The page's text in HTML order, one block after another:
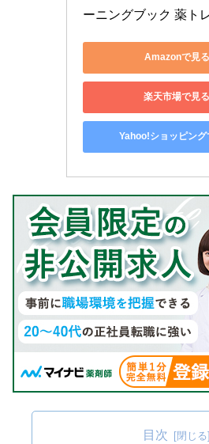
ーニングブック 薬ト
Amazonで見る
楽天市場で見る
Yahoo!ショッピング
目次